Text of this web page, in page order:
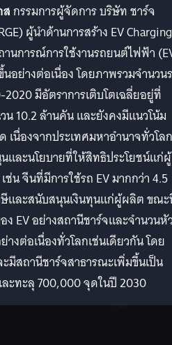
กรรมการผู้จัดการ บริษัท ชาร์จ
ผู้นำด้านการสร้าง EV Charging
านการณ์การใช้งานรถยนต์ไฟฟ้า
อย่างต่อเนื่อง โดยภาพรวมจำนวน
2020 มีอัตราการเติบโตเฉลี่ยอยู่ที่
10.2 ล้านคัน และยังคงมีแนวโน้ม
เนื่องจากประเทศมหาอำนาจทั่วโลก
และนโยบายที่ให้สิทธิประโยชน์แก่ผู้
ช่น จีนที่มีการใช้รถ EV มากกว่า 4.5
ษีและสนับสนุนเงินทุนแก่ผู้ผลิต ขณ
EV อย่างสถานีชาร์จและจำนวนหั
งต่อเนื่องทั่วโลกเช่นเดียวกัน โดย
มีสถานีชาร์จสาธารณะเพิ่มขึ้นเป็น
ะทะลุ 700,000 จุดในปี 2030